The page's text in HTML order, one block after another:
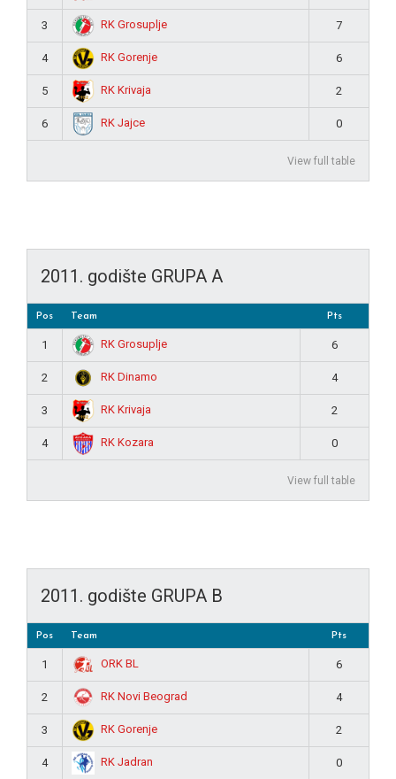
3 RK Grosuplje 7
4 RK Gorenje 6
5 RK Krivaja 2
6 RK Jajce 0
View full table
2011. godište GRUPA A
Pos Team Pts
1 RK Grosuplje 6
2 RK Dinamo 4
3 RK Krivaja 2
4 RK Kozara 0
View full table
2011. godište GRUPA B
Pos Team Pts
1 ORK BL 6
2 RK Novi Beograd 4
3 RK Gorenje 2
4 RK Jadran 0